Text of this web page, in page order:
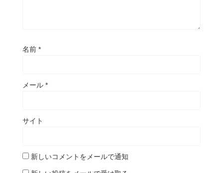
名前 *
メール *
サイト
新しいコメントをメールで通知